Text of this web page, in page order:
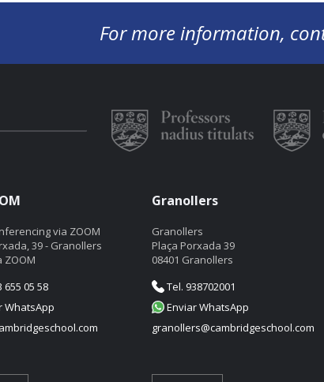
For more information,
via ZOOM
39 - Granollers
ZOOM
655 05 58
WhatsApp
Granollers
Granollers
Plaça Porxada 39
08401 Granollers
Tel. 938702001
Enviar WhatsApp
granollers@cambridgeschool.com